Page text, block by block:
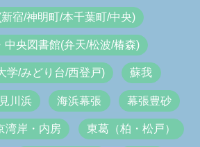
宿/神明町/本千葉町/中央)
中央図書館(弁天/松波/椿森)
学/みどり台/西登戸) 蘇我
川浜 海浜幕張 幕張豊砂
湾岸・内房 東葛（柏・松戸）